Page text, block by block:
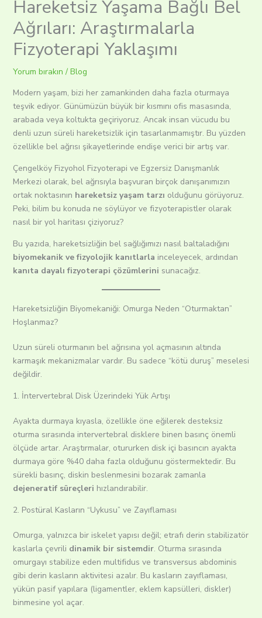
Hareketsiz Yaşama Bağlı Bel
Ağrıları: Araştırmalarla
Fizyoterapi Yaklaşımı
Yorum bırakın / Blog
Modern yaşam, bizi her zamankinden daha fazla oturmaya
teşvik ediyor. Günümüzün büyük bir kısmını ofis masasında,
arabada veya koltukta geçiriyoruz. Ancak insan vücudu bu
denli uzun süreli hareketsizlik için tasarlanmamıştır. Bu yüzden
özellikle bel ağrısı şikayetlerinde endişe verici bir artış var.
Çengelköy Fizyohol Fizyoterapi ve Egzersiz Danışmanlık
Merkezi olarak, bel ağrısıyla başvuran birçok danışanımızın
ortak noktasının hareketsiz yaşam tarzı olduğunu görüyoruz.
Peki, bilim bu konuda ne söylüyor ve fizyoterapistler olarak
nasıl bir yol haritası çiziyoruz?
Bu yazıda, hareketsizliğin bel sağlığımızı nasıl baltaladığını
biyomekanik ve fizyolojik kanıtlarla inceleyecek, ardından
kanıta dayalı fizyoterapi çözümlerini sunacağız.
Hareketsizliğin Biyomekaniği: Omurga Neden “Oturmaktan”
Hoşlanmaz?
Uzun süreli oturmanın bel ağrısına yol açmasının altında
karmaşık mekanizmalar vardır. Bu sadece “kötü duruş” meselesi
değildir.
1. İntervertebral Disk Üzerindeki Yük Artışı
Ayakta durmaya kıyasla, özellikle öne eğilerek desteksiz
oturma sırasında intervertebral disklere binen basınç önemli
ölçüde artar. Araştırmalar, otururken disk içi basıncın ayakta
durmaya göre %40 daha fazla olduğunu göstermektedir. Bu
sürekli basınç, diskin beslenmesini bozarak zamanla
dejeneratif süreçleri hızlandırabilir.
2. Postüral Kasların “Uykusu” ve Zayıflaması
Omurga, yalnızca bir iskelet yapısı değil; etrafı derin stabilizatör
kaslarla çevrili dinamik bir sistemdir. Oturma sırasında
omurgayı stabilize eden multifidus ve transversus abdominis
gibi derin kasların aktivitesi azalır. Bu kasların zayıflaması,
yükün pasif yapılara (ligamentler, eklem kapsülleri, diskler)
binmesine yol açar.